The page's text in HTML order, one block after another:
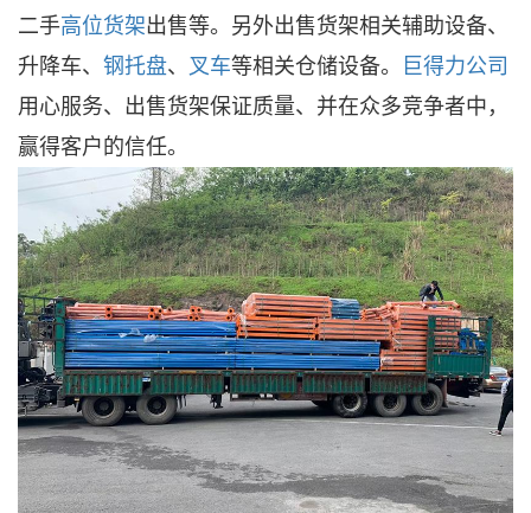
二手高位货架出售等。另外出售货架相关辅助设备、
升降车、 钢托盘、 叉车等相关仓储设备。
巨得力公司
用心服务、出售货架保证质量、并在众多竞争者中，
赢得客户的信任。